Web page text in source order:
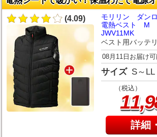
(4.09)
モリリン ダン
電熱ベスト M
JWV11MK
ベスト用バッテ
08月11日お届け
サイズ S～LL
（税込）
11,
詳細